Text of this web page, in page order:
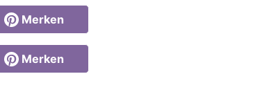
Merken
Merken